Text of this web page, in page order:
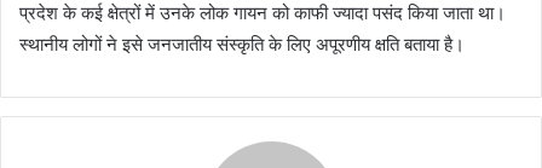
प्रदेश के कई क्षेत्रों में उनके लोक गायन को काफी ज्यादा पसंद किया जाता था।
स्थानीय लोगों ने इसे जनजातीय संस्कृति के लिए अपूरणीय क्षति बताया है।